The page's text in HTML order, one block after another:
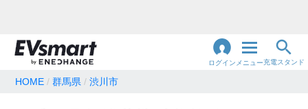
ログイン メニュー充電スタンド
HOME 群馬県 渋川市